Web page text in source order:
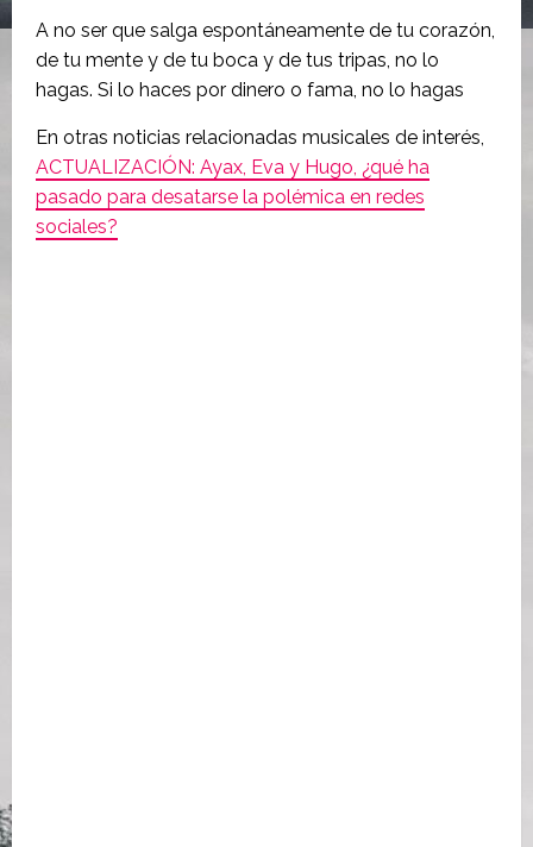
A no ser que salga espontáneamente de tu corazón,
de tu mente y de tu boca y de tus tripas, no lo
hagas. Si lo haces por dinero o fama, no lo hagas
En otras noticias relacionadas musicales de interés,
ACTUALIZACIÓN: Ayax, Eva y Hugo, ¿qué ha
pasado para desatarse la polémica en redes
sociales?